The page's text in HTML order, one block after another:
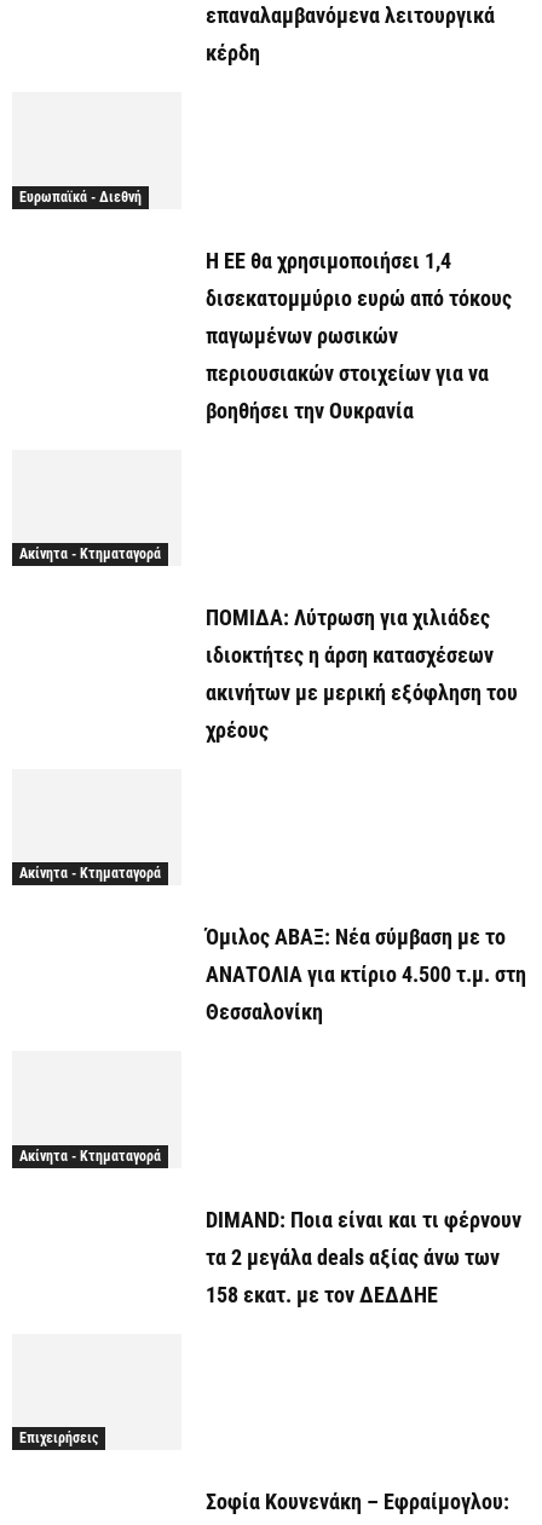
επαναλαμβανόμενα λειτουργικά
κέρδη
Ευρωπαϊκά - Διεθνή
Η ΕΕ θα χρησιμοποιήσει 1,4
δισεκατομμύριο ευρώ από τόκους
παγωμένων ρωσικών
περιουσιακών στοιχείων για να
βοηθήσει την Ουκρανία
Ακίνητα - Κτηματαγορά
ΠΟΜΙΔΑ: Λύτρωση για χιλιάδες
ιδιοκτήτες η άρση κατασχέσεων
ακινήτων με μερική εξόφληση του
χρέους
Ακίνητα - Κτηματαγορά
Όμιλος ΑΒΑΞ: Νέα σύμβαση με το
ΑΝΑΤΟΛΙΑ για κτίριο 4.500 τ.μ. στη
Θεσσαλονίκη
Ακίνητα - Κτηματαγορά
DIMAND: Ποια είναι και τι φέρνουν
τα 2 μεγάλα deals αξίας άνω των
158 εκατ. με τον ΔΕΔΔΗΕ
Επιχειρήσεις
Σοφία Κουνενάκη – Εφραίμογλου: